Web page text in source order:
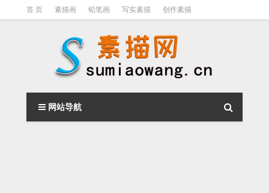
首 页 素描画 铅笔画 写实素描 创作素描
素描视频教程
网站导航